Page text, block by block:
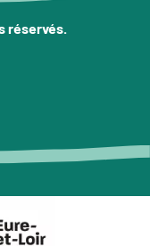
réservés.